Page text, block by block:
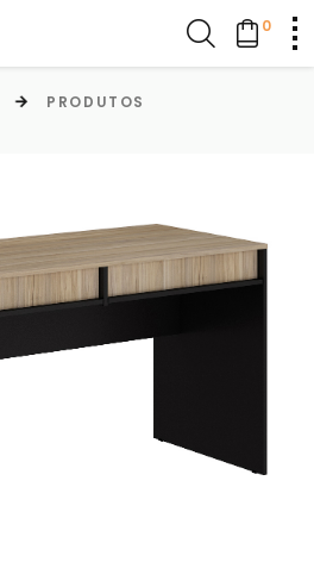
0
PRODUTOS